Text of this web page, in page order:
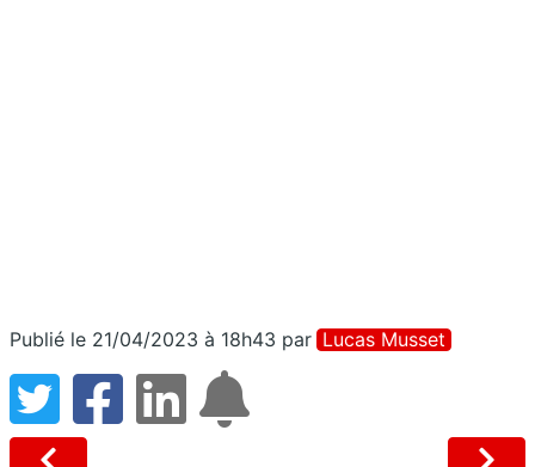
Publié le 21/04/2023 à 18h43 par Lucas Musset